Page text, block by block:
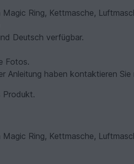
Ring, Kettmasche,
Deutsch verfügbar.
Fotos.
Anleitung haben kontaktieren
Produkt.
Ring, Kettmasche,